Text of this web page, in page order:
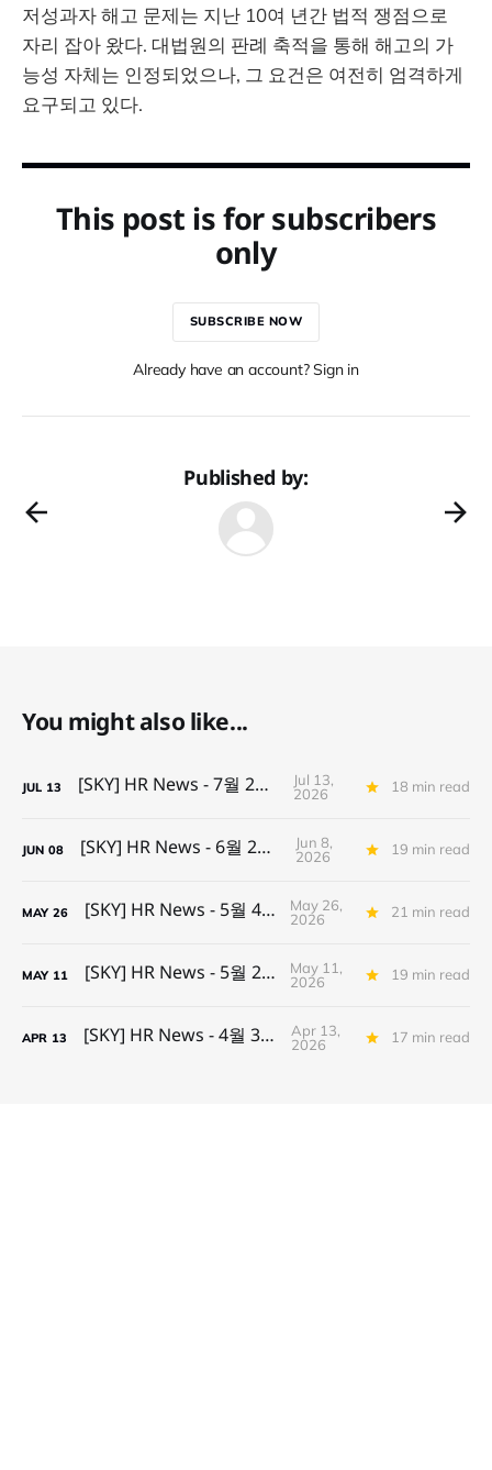
저성과자 해고 문제는 지난 10여 년간 법적 쟁점으로
자리 잡아 왔다. 대법원의 판례 축적을 통해 해고의 가
능성 자체는 인정되었으나, 그 요건은 여전히 엄격하게
요구되고 있다.
This post is for subscribers
only
SUBSCRIBE NOW
Already have an account? Sign in
Published by:
You might also like...
JUL 13 [SKY] HR News - 7월 2주차
Jul 13,
2026
18 min read
JUN 08 [SKY] HR News - 6월 2주차
Jun 8,
2026
19 min read
MAY 26 [SKY] HR News - 5월 4주차
May 26,
2026
21 min read
MAY 11 [SKY] HR News - 5월 2주차
May 11,
2026
19 min read
APR 13 [SKY] HR News - 4월 3주차
Apr 13,
2026
17 min read